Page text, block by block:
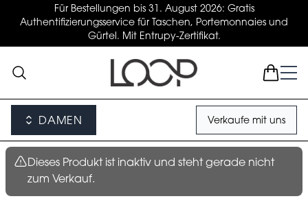
Für Bestellungen bis 31. August 2026: Gratis
Authentifizierungsservice für Taschen, Portemonnaies und
Gürtel. Mit Entrupy-Zertifikat.
DAMEN Verkaufe mit uns
Dieses Produkt ist inaktiv und steht gerade nicht
zum Verkauf.